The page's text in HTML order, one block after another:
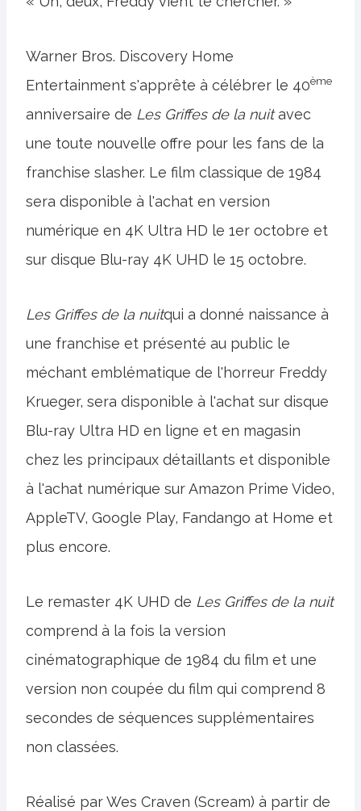
Warner Bros. Discovery Home
Entertainment s'apprête à célébrer le 40ème
anniversaire de Les Griffes de la nuitavec
une toute nouvelle offre pour les fans de la
franchise slasher. Le film classique de 1984
sera disponible à l'achat en version
numérique en 4K Ultra HD le 1er octobre et
sur disque Blu-ray 4K UHD le 15 octobre.
Les Griffes de la nuitqui a donné naissance à
une franchise et présenté au public le
méchant emblématique de l'horreur Freddy
Krueger, sera disponible à l'achat sur disque
Blu-ray Ultra HD en ligne et en magasin
chez les principaux détaillants et disponible
à l'achat numérique sur Amazon Prime Video,
AppleTV, Google Play, Fandango at Home et
plus encore.
Le remaster 4K UHD de Les Griffes de la nuit
comprend à la fois la version
cinématographique de 1984 du film et une
version non coupée du film qui comprend 8
secondes de séquences supplémentaires
non classées.
Réalisé par Wes Craven (Scream) à partir de